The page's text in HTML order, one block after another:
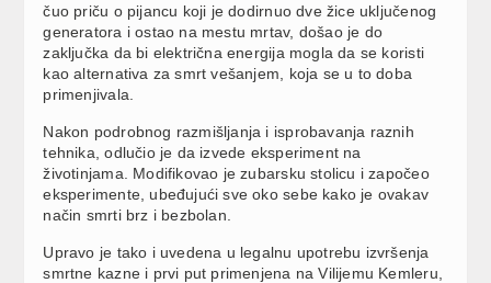
čuo priču o pijancu koji je dodirnuo dve žice uključenog
generatora i ostao na mestu mrtav, došao je do
zaključka da bi električna energija mogla da se koristi
kao alternativa za smrt vešanjem, koja se u to doba
primenjivala.
Nakon podrobnog razmišljanja i isprobavanja raznih
tehnika, odlučio je da izvede eksperiment na
životinjama. Modifikovao je zubarsku stolicu i započeo
eksperimente, ubeđujući sve oko sebe kako je ovakav
način smrti brz i bezbolan.
Upravo je tako i uvedena u legalnu upotrebu izvršenja
smrtne kazne i prvi put primenjena na Vilijemu Kemleru,